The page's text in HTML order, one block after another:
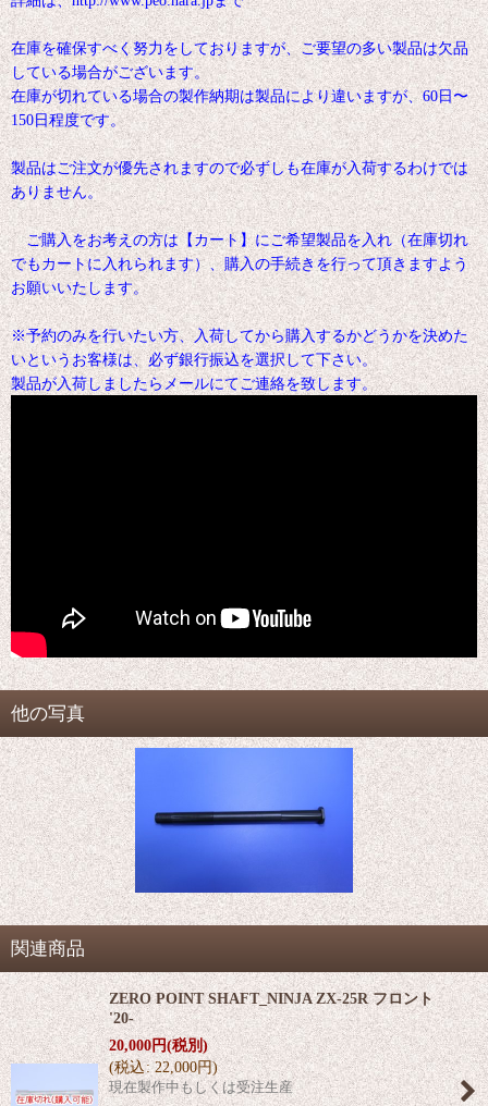
在庫を確保すべく努力をしておりますが、ご要望の多い製品は欠品
している場合がございます。
在庫が切れている場合の製作納期は製品により違いますが、60日〜
150日程度です。
製品はご注文が優先されますので必ずしも在庫が入荷するわけでは
ありません。
ご購入をお考えの方は【カート】にご希望製品を入れ（在庫切れ
でもカートに入れられます）、購入の手続きを行って頂きますよう
お願いいたします。
※予約のみを行いたい方、入荷してから購入するかどうかを決めた
いというお客様は、必ず銀行振込を選択して下さい。
製品が入荷しましたらメールにてご連絡を致します。
他の写真
関連商品
ZERO POINT SHAFT_NINJA ZX-25R フロント
'20-
20,000円(税別)
(税込: 22,000円)
現在製作中もしくは受注生産